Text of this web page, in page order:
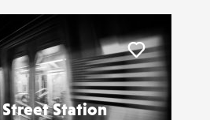
Station